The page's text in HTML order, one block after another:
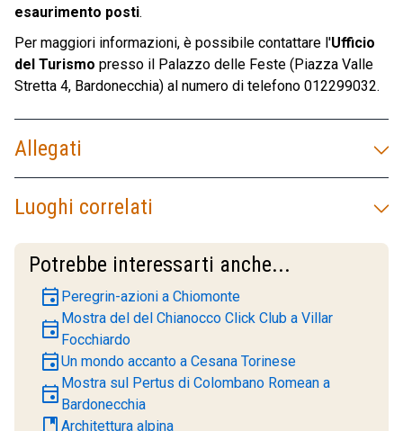
esaurimento posti.
Per maggiori informazioni, è possibile contattare l'Ufficio
del Turismo presso il Palazzo delle Feste (Piazza Valle
Stretta 4, Bardonecchia) al numero di telefono 012299032.
Allegati
Luoghi correlati
Potrebbe interessarti anche...
event Peregrin-azioni a Chiomonte
event Mostra del del Chianocco Click Club a Villar
Focchiardo
eventUn mondo accanto a Cesana Torinese
event Mostra sul Pertus di Colombano Romean a
Bardonecchia
Architettura alpina